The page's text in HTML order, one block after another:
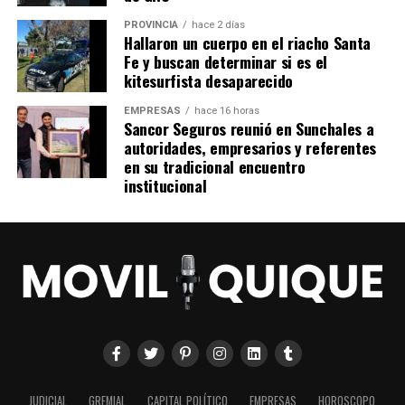
Con información de Perfil
PROVINCIA hace 2 días
Hallaron un cuerpo en el riacho Santa
Fe y buscan determinar si es el
kitesurfista desaparecido
EMPRESAS hace 16 horas
Sancor Seguros reunió en Sunchales a
autoridades, empresarios y referentes
en su tradicional encuentro
institucional
JUDICIAL GREMIAL CAPITAL POLÍTICO EMPRESAS HOROSCOPO